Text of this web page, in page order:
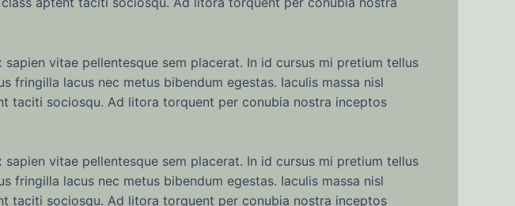
vitae pellentesque sem placerat. In id cursus mi pretium tellus
fringilla lacus nec metus bibendum egestas. Iaculis massa nisl
taciti sociosqu. Ad litora torquent per conubia nostra inceptos
vitae pellentesque sem placerat. In id cursus mi pretium tellus
fringilla lacus nec metus bibendum egestas. Iaculis massa nisl
taciti sociosqu. Ad litora torquent per conubia nostra inceptos